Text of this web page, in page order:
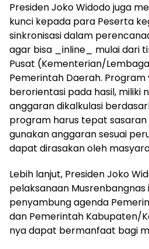
Presiden Joko Widodo juga
kunci kepada para Peserta
sinkronisasi dalam
agar bisa _inline_ mulai dari
Pusat (Kementerian/
Pemerintah Daerah.
berorientasi pada hasil, miliki
anggaran dikalkulasi
program harus tepat
gunakan anggaran sesuai
dapat dirasakan oleh
Lebih lanjut, Presiden Joko
pelaksanaan Musrenbangnas
penyambung agenda
dan Pemerintah Kabupaten/
nya dapat bermanfaat bagi